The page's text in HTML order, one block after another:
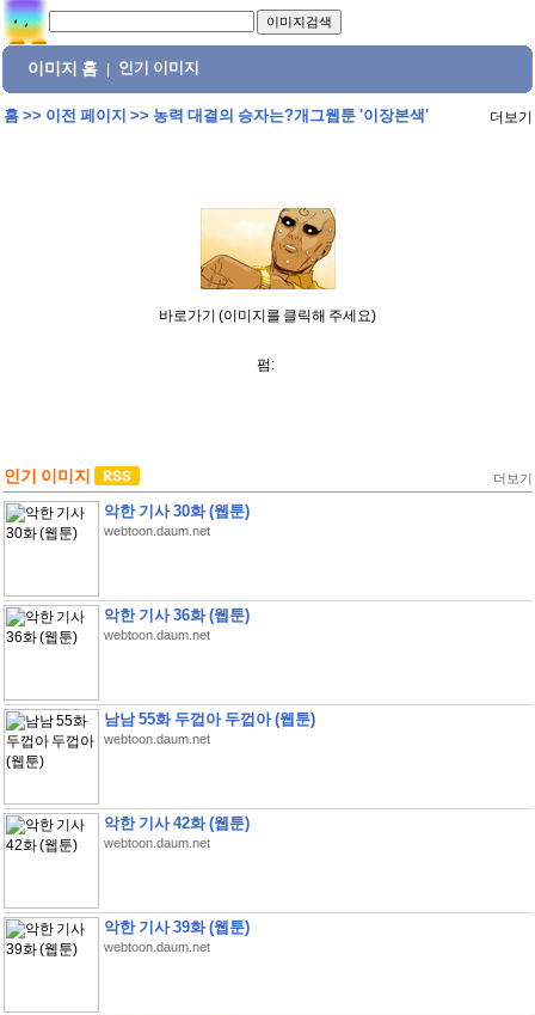
이미지 홈 인기 이미지
홈>> 이전 페이지 >> 농력 대결의 승자는?개그웹툰 '이장본색' 더보기
바로가기 (이미지를 클릭해 주세요)
펌:
인기 이미지 더보기
악한 기사 30화 (웹툰)
webtoon.daum.net
악한 기사 36화 (웹툰)
webtoon.daum.net
남남 55화 두껍아 두껍아 (웹툰)
webtoon.daum.net
악한 기사 42화 (웹툰)
webtoon.daum.net
악한 기사 39화 (웹툰)
webtoon.daum.net